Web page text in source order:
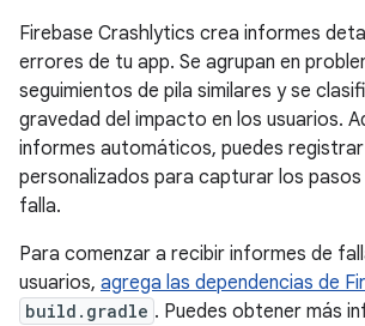
Firebase Crashlytics crea informes
errores de tu app. Se agrupan en
seguimientos de pila similares y se
gravedad del impacto en los usuarios.
informes automáticos, puedes
personalizados para capturar los pasos
falla.
Para comenzar a recibir informes de
usuarios, agrega las dependencias de
build.gradle . Puedes obtener más